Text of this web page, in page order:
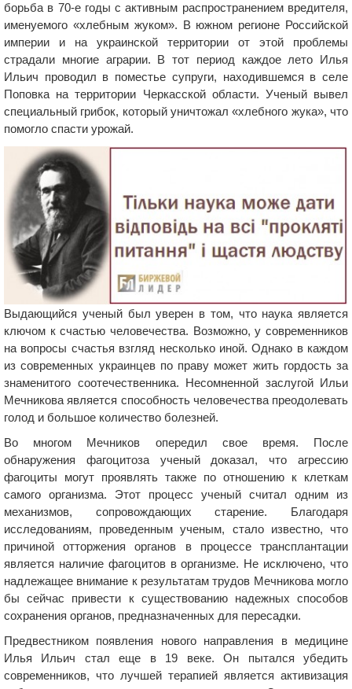
борьба в 70-е годы с активным распространением вредителя,
именуемого «хлебным жуком». В южном регионе Российской
империи и на украинской территории от этой проблемы
страдали многие аграрии. В тот период каждое лето Илья
Ильич проводил в поместье супруги, находившемся в селе
Поповка на территории Черкасской области. Ученый вывел
специальный грибок, который уничтожал «хлебного жука», что
помогло спасти урожай.
Выдающийся ученый был уверен в том, что наука является
ключом к счастью человечества. Возможно, у современников
на вопросы счастья взгляд несколько иной. Однако в каждом
из современных украинцев по праву может жить гордость за
знаменитого соотечественника. Несомненной заслугой Ильи
Мечникова является способность человечества преодолевать
голод и большое количество болезней.
Во многом Мечников опередил свое время. После
обнаружения фагоцитоза ученый доказал, что агрессию
фагоциты могут проявлять также по отношению к клеткам
самого организма. Этот процесс ученый считал одним из
механизмов, сопровождающих старение. Благодаря
исследованиям, проведенным ученым, стало известно, что
причиной отторжения органов в процессе трансплантации
является наличие фагоцитов в организме. Не исключено, что
надлежащее внимание к результатам трудов Мечникова могло
бы сейчас привести к существованию надежных способов
сохранения органов, предназначенных для пересадки.
Предвестником появления нового направления в медицине
Илья Ильич стал еще в 19 веке. Он пытался убедить
современников, что лучшей терапией является активизация